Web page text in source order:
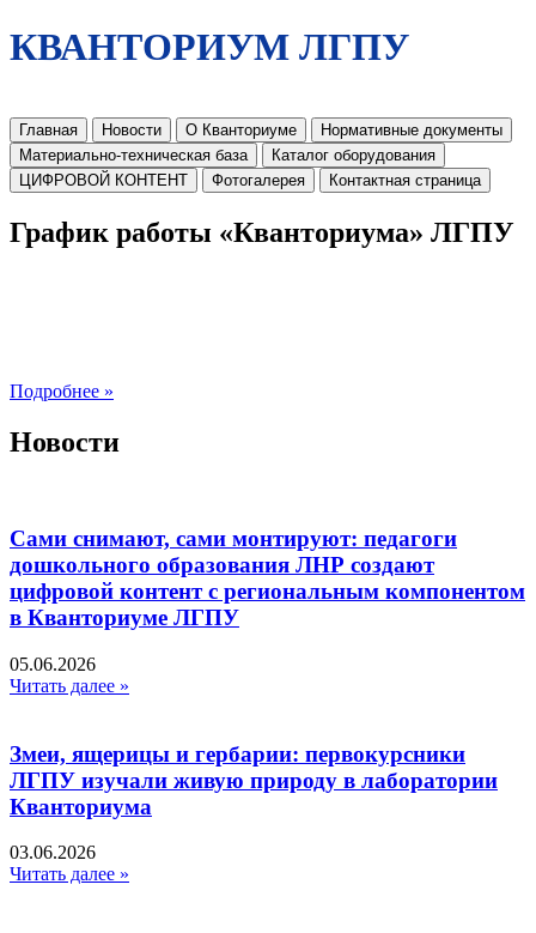
КВАНТОРИУМ ЛГПУ
Главная Новости О Кванториуме
Нормативные документы
Материально-техническая база
Каталог оборудования
ЦИФРОВОЙ КОНТЕНТ
Фотогалерея Контактная страница
График работы «Кванториума» ЛГПУ
Подробнее »
Новости
Сами снимают, сами монтируют: педагоги
дошкольного образования ЛНР создают
цифровой контент с региональным компонентом
в Кванториуме ЛГПУ​
05.06.2026
Читать далее »
Змеи, ящерицы и гербарии: первокурсники
ЛГПУ изучали живую природу в лаборатории
Кванториума
03.06.2026
Читать далее »